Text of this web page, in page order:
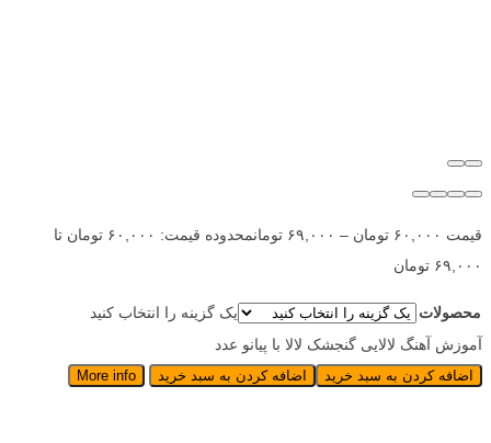
قیمت ۶۰,۰۰۰ تومان – ۶۹,۰۰۰ تومان
محدوده قیمت: ۶۰,۰۰۰ تومان تا
۶۹,۰۰۰ تومان
محصولات
یک گزینه را انتخاب کنید
آموزش آهنگ لالایی گنجشک لالا با پیانو عدد
اضافه کردن به سبد خرید اضافه کردن به سبد خرید More info